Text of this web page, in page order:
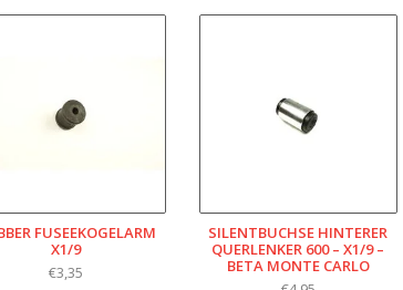
FUSEEKOGELARM
X1/9
€3,35
SILENTBUCHSE HINTERER
QUERLENKER 600 – X1/9 –
BETA MONTE CARLO